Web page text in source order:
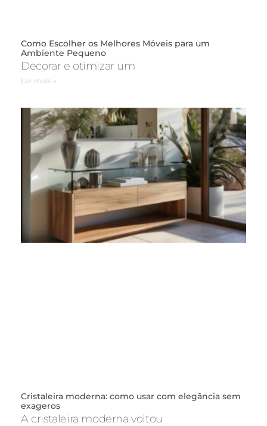
Como Escolher os Melhores Móveis para um
Ambiente Pequeno
Decorar e otimizar um
Ler mais »
Cristaleira moderna: como usar com elegância sem
exageros
A cristaleira moderna voltou